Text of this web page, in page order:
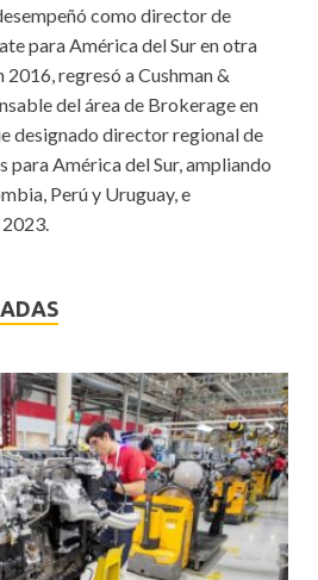
como director de
para América del Sur en otra
2016, regresó a Cushman &
del área de Brokerage en
designado director regional de
América del Sur, ampliando
Perú y Uruguay, e